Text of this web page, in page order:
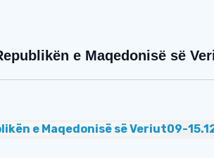
e Maqedonisë së
e Maqedonisë së Veriut09-